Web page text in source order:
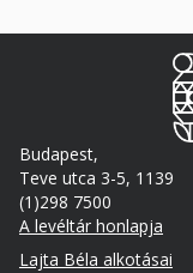
Budapest,
Teve utca 3-5, 1139
(1)298 7500
A levéltár honlapja
Footer
Lajta Béla alkotásai